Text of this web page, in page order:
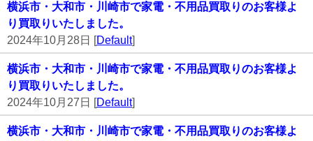
横浜市・大和市・川崎市で家電・不用品買取りのお客様よ
り買取りいたしました。
2024年10月28日 [Default]
横浜市・大和市・川崎市で家電・不用品買取りのお客様よ
り買取りいたしました。
2024年10月27日 [Default]
横浜市・大和市・川崎市で家電・不用品買取りのお客様よ